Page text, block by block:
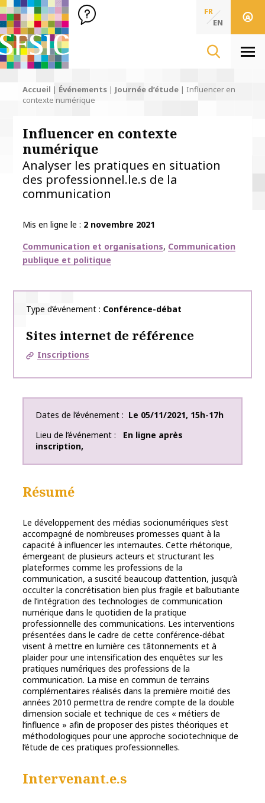
SFSIC Société Française des Sciences de l'Information & de
Société Française des Sciences
de l'Information
FR
EN
Accueil | Événements | Journée d’étude | Influencer en
contexte numérique
Influencer en contexte
numérique
Analyser les pratiques en situation
des professionnel.le.s de la
communication
Mis en ligne le
2 novembre 2021
Thématiques
Communication et organisations Communication
publique et politique
Type d’événement Conférence-débat
Sites internet de référence
Inscriptions
Dates de l’événement Le 05/11/2021, 15h-17h
Lieu de l’événement
En ligne après
inscription,
Résumé
Le développement des médias socionumériques s’est
accompagné de nombreuses promesses quant à la
capacité à influencer les internautes. Cette rhétorique,
émergeant de plusieurs acteurs et structurant les
plateformes comme les professions de la
communication, a suscité beaucoup d’attention, jusqu’à
occulter la concrétisation bien plus fragile et balbutiante
de l’intégration des technologies de communication
numérique dans le quotidien de la pratique
professionnelle des communications. Les interventions
présentées dans le cadre de cette conférence-débat
visent à mettre en lumière ces tâtonnements et à
plaider pour une intensification des enquêtes sur les
pratiques numériques des professions de la
communication. La mise en commun de terrains
complémentaires réalisés dans la première moitié des
années 2010 permettra de rendre compte de la double
dimension sociale et technique de ces « métiers de
l’influence » afin de proposer des pistes théoriques et
méthodologiques pour une approche sociotechnique de
l’étude de ces pratiques professionnelles.
Intervenant.e.s